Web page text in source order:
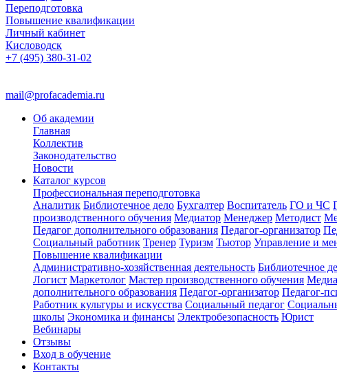
Переподготовка
Повышение квалификации
Личный кабинет
Кисловодск
+7 (495) 380-31-02
mail@profacademia.ru
Об академии
Главная
Коллектив
Законодательство
Новости
Каталог курсов
Профессиональная переподготовка
Аналитик Библиотечное дело Бухгалтер Воспитатель ГО и ЧС
производственного обучения Медиатор Менеджер Методист
Педагог дополнительного образования Педагог-организатор
Социальный работник Тренер Туризм Тьютор Управление и
Повышение квалификации
Административно-хозяйственная деятельность Библиотечное
Логист Маркетолог Мастер производственного обучения
дополнительного образования Педагог-организатор Педагог-
Работник культуры и искусства Социальный педагог
школы Экономика и финансы Электробезопасность Юрист
Вебинары
Отзывы
Вход в обучение
Контакты